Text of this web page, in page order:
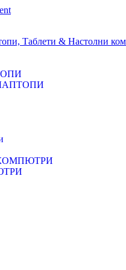
Таблети & Настолни